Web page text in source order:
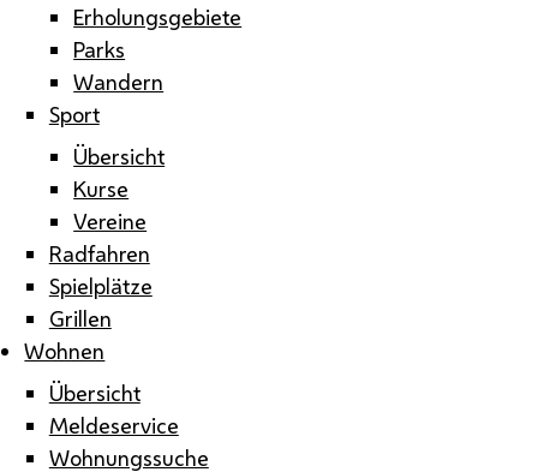
Erholungsgebiete
Parks
Wandern
Sport
Übersicht
Kurse
Vereine
Radfahren
Spielplätze
Grillen
Wohnen
Übersicht
Meldeservice
Wohnungssuche